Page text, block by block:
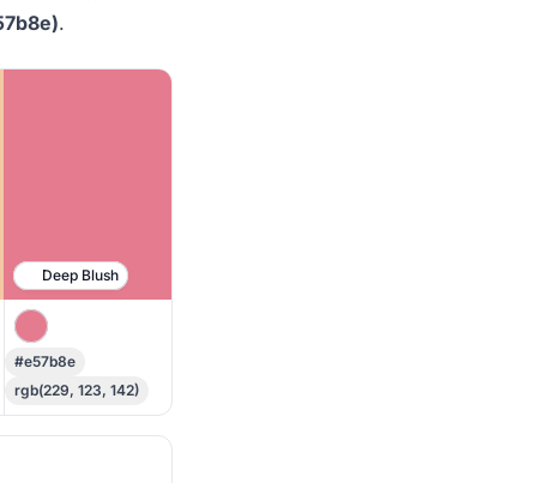
.
Deep Blush
#e57b8e
rgb(229, 123, 142)